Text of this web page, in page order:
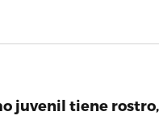
juvenil tiene